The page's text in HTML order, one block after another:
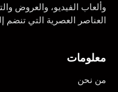
وألعاب الفيديو، والعروض
العناصر العصرية التي تنضم
معلومات
من نحن